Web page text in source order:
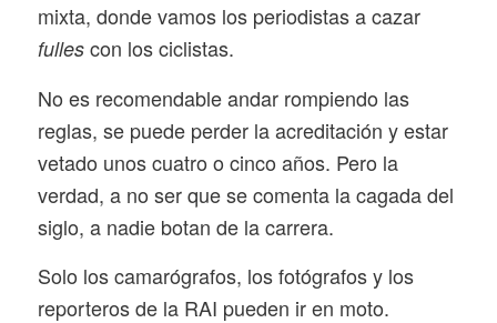
mixta, donde vamos los periodistas a cazar
fullescon los ciclistas.
No es recomendable andar rompiendo las
reglas, se puede perder la acreditación y estar
vetado unos cuatro o cinco años. Pero la
verdad, a no ser que se comenta la cagada del
siglo, a nadie botan de la carrera.
Solo los camarógrafos, los fotógrafos y los
reporteros de la RAI pueden ir en moto.